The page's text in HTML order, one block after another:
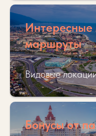
Интересные
маршруты
Видовые
Бонусы от